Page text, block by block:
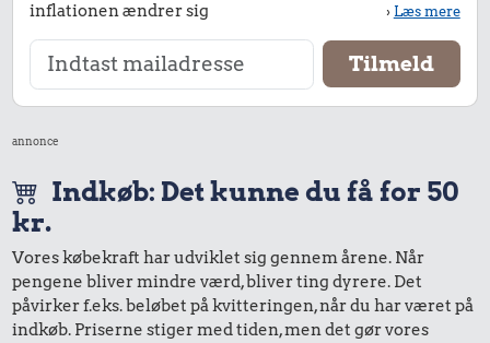
inflationen ændrer sig
›Læs mere
annonce
Indkøb: Det kunne du få for 50
kr.
Vores købekraft har udviklet sig gennem årene. Når
pengene bliver mindre værd, bliver ting dyrere. Det
påvirker f.eks. beløbet på kvitteringen, når du har været på
indkøb. Priserne stiger med tiden, men det gør vores